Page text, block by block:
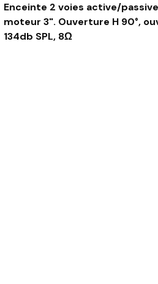
Enceinte 2 voies active/passive,
moteur 3". Ouverture H 90°,
134db SPL, 8Ω